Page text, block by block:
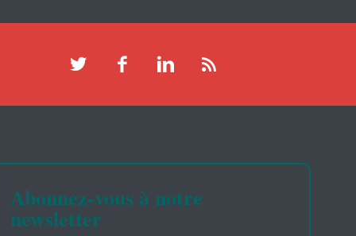
Abonnez-vous à notre
newsletter